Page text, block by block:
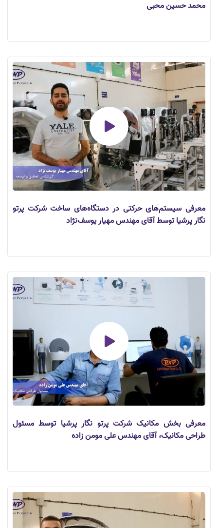
محمد حسین محبی
معرفی سیستم‌های حرکتی در دستگاه‌های ساخت شرکت پرتو
نگار پرشیا توسط آقای مهندس مهیار یوسف‌نژاد
معرفی بخش مکانیک شرکت پرتو نگار پرشیا توسط مسئول
طراحی مکانیک، آقای مهندس علی مومن زاده